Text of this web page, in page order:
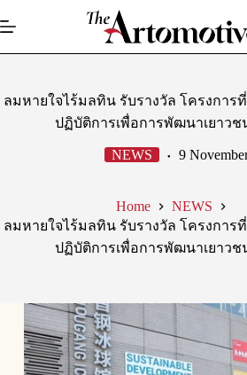
to
ลมหายใจไร้มลทิน รับรางวัล โครงการ
ปฏิบัติการเพื่อการพัฒนาเยาวช
NEWS 9
Home
NEWS
ลมหายใจไร้มลทิน รับรางวัล โครงการ
ปฏิบัติการเพื่อการพัฒนาเยาวช